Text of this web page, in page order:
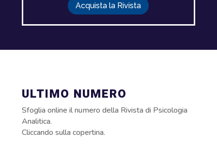
Acquista la Rivista
ULTIMO NUMERO
Sfoglia online il numero della Rivista di Psicologia
Analitica.
Cliccando sulla copertina.